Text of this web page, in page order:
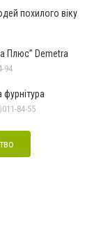
похилого віку
Плюс” Demetra
94
фурнітура
84-55